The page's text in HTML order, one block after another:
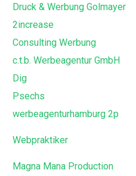
Druck & Werbung Golmayer
2increase
Consulting Werbung
c.t.b. Werbeagentur GmbH
Dig
Psechs
werbeagenturhamburg 2p
Webpraktiker
Magna Mana Production